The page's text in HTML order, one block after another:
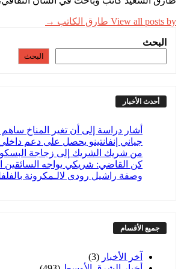
View all posts by طارق الكاتب →
البحث
البحث
أحدث الأخبار
أشار دراسة إلى أن تغير المناخ
جياني إنفانتينو يحصل على دعم
من شريك الشريك إلى زجاجة
كن القاضي: شريكي يواجه السائقين
وصفة راشيل رودى لالـمكرونة
جميع الأقسام
آخر الأخبار (3)